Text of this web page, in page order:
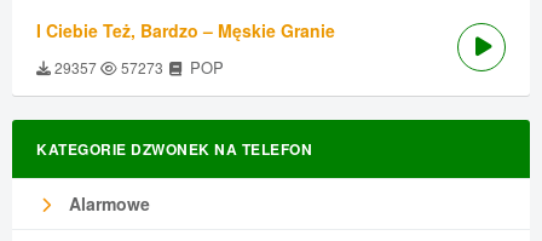
I Ciebie Też, Bardzo – Męskie Granie
29357 57273 POP
KATEGORIE DZWONEK NA TELEFON
Alarmowe